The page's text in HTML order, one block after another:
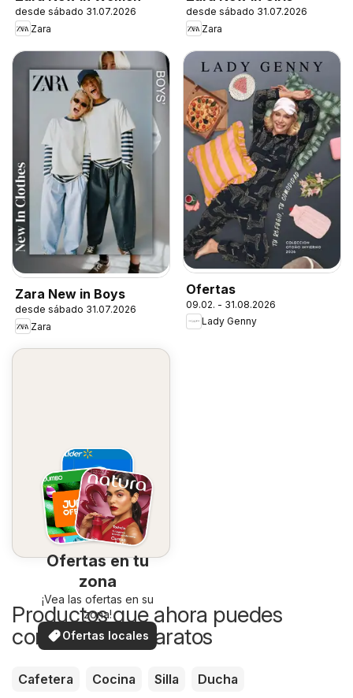
desde sábado 31.07.2026
Zara
desde sábado 31.07.2026
Zara
Zara New in Boys
desde sábado 31.07.2026
Zara
Ofertas
09.02. - 31.08.2026
Lady Genny
Ofertas en tu
zona
¡Vea las ofertas en su
zona!
Ofertas locales
Productos que ahora puedes
comprar más baratos
Cafetera Cocina Silla Ducha